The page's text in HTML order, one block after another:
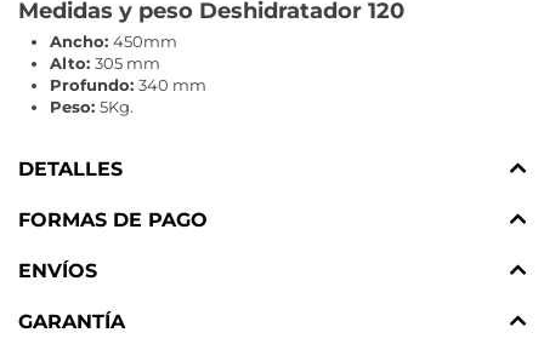
Medidas y peso Deshidratador 120
Ancho: 450mm
Alto: 305 mm
Profundo: 340 mm
Peso: 5Kg.
DETALLES
FORMAS DE PAGO
ENVÍOS
GARANTÍA